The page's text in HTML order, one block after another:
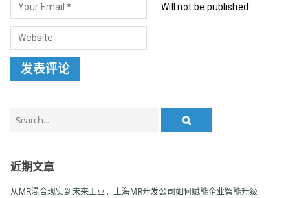
Will not be published.
for:
近期文章
从MR混合现实到未来工业，上海MR开发公司如何赋能企业智能升级